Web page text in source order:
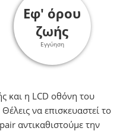
Εφ' όρου
ζωής
Εγγύηση
και η LCD οθόνη του
να επισκευαστεί το
αντικαθιστούμε την